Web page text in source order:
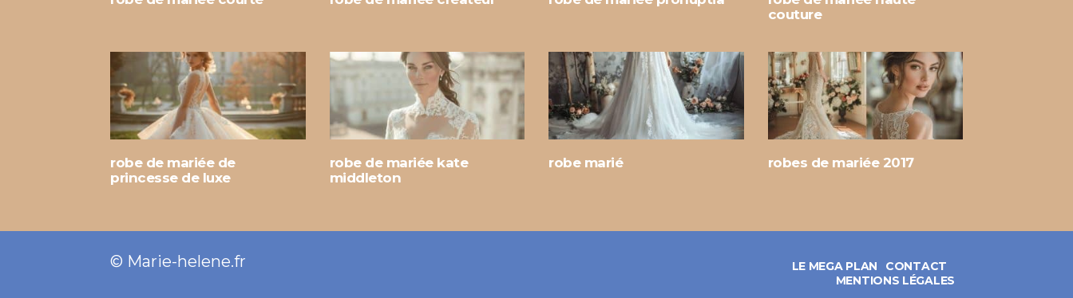
couture
robe de mariée de
princesse de luxe
robe de mariée kate
middleton
robe marié robes de mariée 2017
© Marie-helene.fr LE MEGA PLAN
CONTACT
MENTIONS LÉGALES